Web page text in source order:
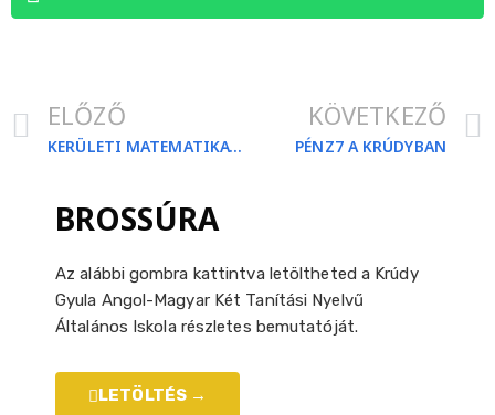
ELŐZŐ
KERÜLETI MATEMATIKAVERSENY
KÖVETKEZŐ
PÉNZ7 A KRÚDYBAN
BROSSÚRA
Az alábbi gombra kattintva letöltheted a Krúdy
Gyula Angol-Magyar Két Tanítási Nyelvű
Általános Iskola részletes bemutatóját.
LETÖLTÉS →